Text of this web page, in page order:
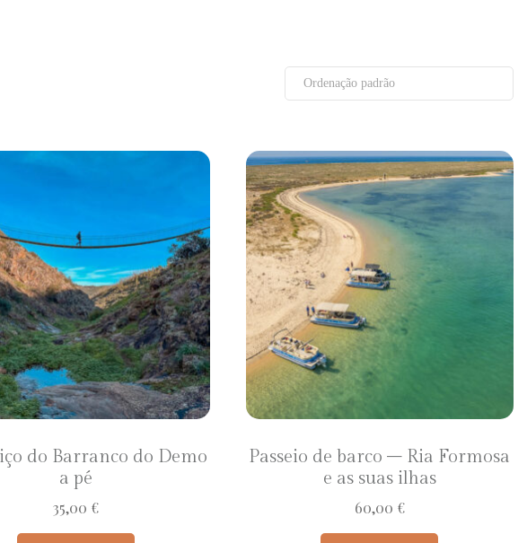
do Barranco do Demo
a pé
35,00 €
Passeio de barco – Ria Formosa
e as suas ilhas
60,00 €